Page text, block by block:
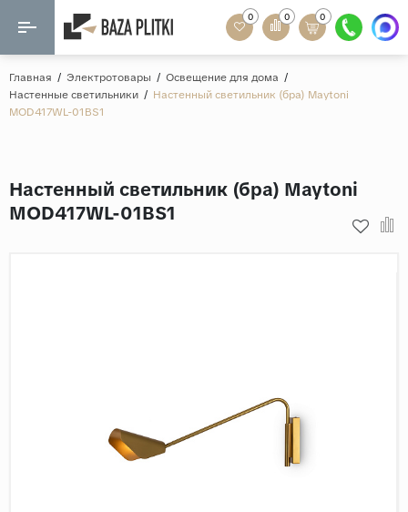
Назад
Керамогранит
20x120
Дерево
Камень
Мозаика
0 0 0
Главная / Электротовары / Освещение для дома /
Настенные светильники / Настенный светильник (бра) Maytoni
MOD417WL-01BS1
Настенный светильник (бра) Maytoni
MOD417WL-01BS1